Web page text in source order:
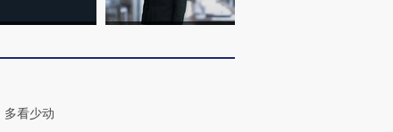
【特别呈现】寻找100种
有意思的生活方式·第三对
CFO：不靠规模取胜，华
住三大增长引擎是什么？
多看少动